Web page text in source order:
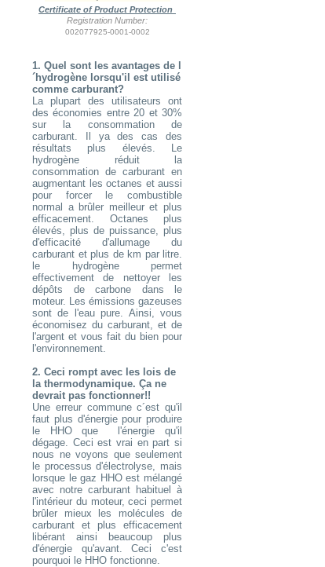
Certificate of Product Protection
Registration Number:
002077925-0001-0002
1. Quel sont les avantages de l
´hydrogène lorsqu'il est utilisé
comme carburant?
La plupart des utilisateurs ont
des économies entre 20 et 30%
sur la consommation de
carburant. Il ya des cas des
résultats plus élevés. Le
hydrogène réduit la
consommation de carburant en
augmentant les octanes et aussi
pour forcer le combustible
normal a brûler meilleur et plus
efficacement. Octanes plus
élevés, plus de puissance, plus
d'efficacité d'allumage du
carburant et plus de km par litre.
le hydrogène permet
effectivement de nettoyer les
dépôts de carbone dans le
moteur. Les émissions gazeuses
sont de l'eau pure. Ainsi, vous
économisez du carburant, et de
l'argent et vous fait du bien pour
l'environnement.
2. Ceci rompt avec les lois de
la thermodynamique. Ça ne
devrait pas fonctionner!!
Une erreur commune c´est qu'il
faut plus d'énergie pour produire
le HHO que l'énergie qu'il
dégage. Ceci est vrai en part si
nous ne voyons que seulement
le processus d'électrolyse, mais
lorsque le gaz HHO est mélangé
avec notre carburant habituel à
l'intérieur du moteur, ceci permet
brûler mieux les molécules de
carburant et plus efficacement
libérant ainsi beaucoup plus
d'énergie qu'avant. Ceci c'est
pourquoi le HHO fonctionne.